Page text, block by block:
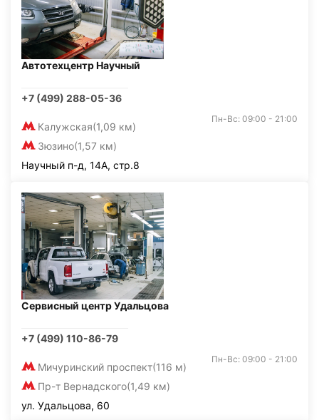
Автотехцентр Научный
+7 (499) 288-05-36
Калужская(1,09 км)
Зюзино(1,57 км)
Пн-Вс: 09:00 - 21:00
Научный п-д, 14А, стр.8
Сервисный центр Удальцова
+7 (499) 110-86-79
Мичуринский проспект(116 м)
Пр-т Вернадского(1,49 км)
Пн-Вс: 09:00 - 21:00
ул. Удальцова, 60